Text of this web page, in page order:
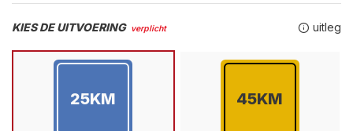
KIES DE UITVOERING verplicht uitleg
25KM 45KM